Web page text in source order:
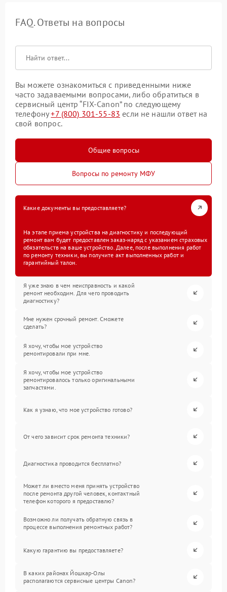
FAQ. Ответы на вопросы
Вы можете ознакомиться с приведенными ниже
часто задаваемыми вопросами, либо обратиться в
сервисный центр “FIX-Canon” по следующему
телефону+7 (800) 301-55-83 если не нашли ответ на
свой вопрос.
Общие вопросы
Вопросы по ремонту МФУ
Какие документы вы предоставляете?
На этапе приема устройства на диагностику и последующий
ремонт вам будет предоставлен заказ-наряд с указанием страховых
обязательств на ваше устройство. Далее, после выполнения работ
по ремонту техники, вы получите акт выполненных работ и
гарантийный талон.
Я уже знаю в чем неисправность и какой
ремонт необходим. Для чего проводить
диагностику?
Мне нужен срочный ремонт. Сможете
сделать?
Я хочу, чтобы мое устройство
ремонтировали при мне.
Я хочу, чтобы мое устройство
ремонтировалось только оригинальными
запчастями.
Как я узнаю, что мое устройство готово?
От чего зависит срок ремонта техники?
Диагностика проводится бесплатно?
Может ли вместо меня принять устройство
после ремонта другой человек, контактный
телефон которого я предоставлю?
Возможно ли получать обратную связь в
процессе выполнения ремонтных работ?
Какую гарантию вы предоставляете?
В каких районах Йошкар-Олы
располагаются сервисные центры Canon?